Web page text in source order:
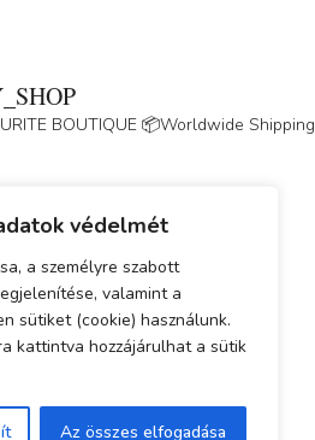
védelmét
a személyre szabott
valamint a
sütiket (cookie) használunk.
kattintva hozzájárulhat a sütik
Az összes elfogadása
BOUTIQUE 📦Worldwide Shipping